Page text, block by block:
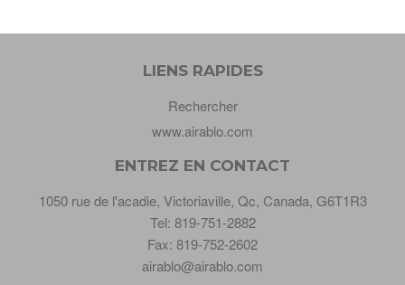
LIENS RAPIDES
Rechercher
www.airablo.com
ENTREZ EN CONTACT
1050 rue de l'acadie, Victoriaville, Qc, Canada, G6T1R3
Tel: 819-751-2882
Fax: 819-752-2602
airablo@airablo.com